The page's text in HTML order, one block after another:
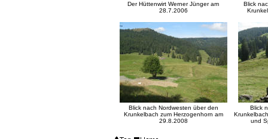
Der Hüttenwirt Werner Jünger am
28.7.2006
Blick
Blick nach Nordwesten über den
Krunkelbach zum Herzogenhorn am
29.8.2008
Blick
und